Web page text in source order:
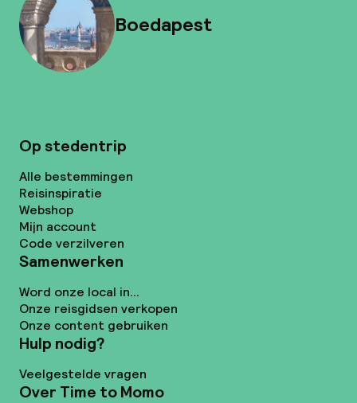
Boedapest
Op stedentrip
Alle bestemmingen
Reisinspiratie
Webshop
Mijn account
Code verzilveren
Samenwerken
Word onze local in...
Onze reisgidsen verkopen
Onze content gebruiken
Hulp nodig?
Veelgestelde vragen
Over Time to Momo